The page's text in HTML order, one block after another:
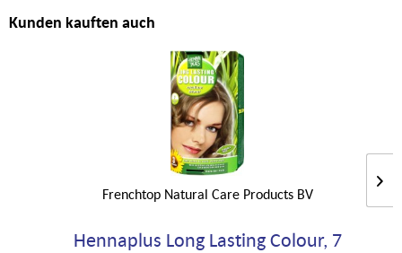
Kunden kauften auch
Frenchtop Natural Care Products BV
Hennaplus Long Lasting Colour, 7